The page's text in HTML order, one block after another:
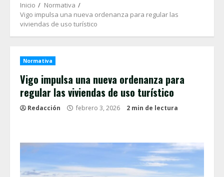
Inicio
Normativa
Vigo impulsa una nueva ordenanza para regular las
viviendas de uso turístico
Normativa
Vigo impulsa una nueva ordenanza para
regular las viviendas de uso turístico
Redacción febrero 3, 2026 2 min de lectura